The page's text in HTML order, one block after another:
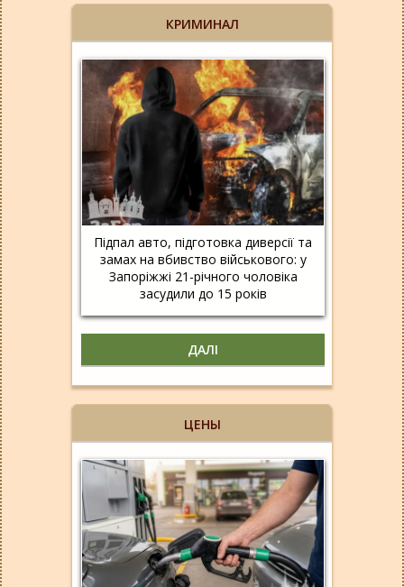
КРИМИНАЛ
Підпал авто, підготовка диверсії та
замах на вбивство військового: у
Запоріжжі 21-річного чоловіка
засудили до 15 років
ДАЛІ
ЦЕНЫ